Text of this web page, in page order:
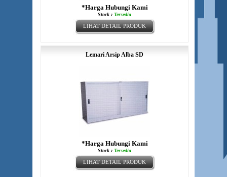
*Harga Hubungi Kami
Stock : Tersedia
LIHAT DETAIL PRODUK
Lemari Arsip Alba SD
*Harga Hubungi Kami
Stock : Tersedia
LIHAT DETAIL PRODUK